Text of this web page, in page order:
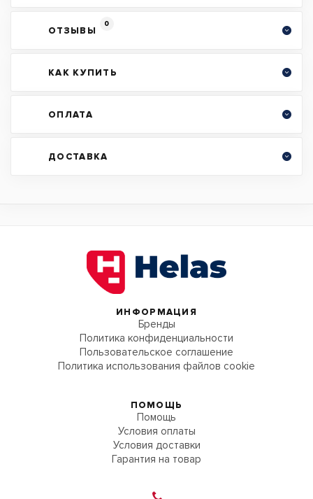
ОТЗЫВЫ
0
КАК КУПИТЬ
ОПЛАТА
ДОСТАВКА
ИНФОРМАЦИЯ
Бренды
Политика конфиденциальности
Пользовательское соглашение
Политика использования файлов cookie
ПОМОЩЬ
Помощь
Условия оплаты
Условия доставки
Гарантия на товар